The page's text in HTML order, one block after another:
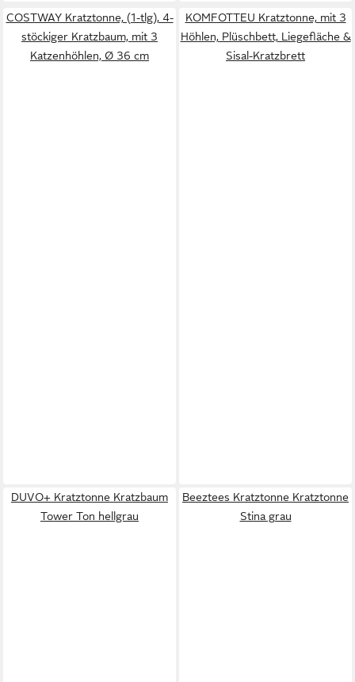
COSTWAY Kratztonne, (1-tlg), 4-
stöckiger Kratzbaum, mit 3
Katzenhöhlen, Ø 36 cm
KOMFOTTEU Kratztonne, mit 3
Höhlen, Plüschbett, Liegefläche &
Sisal-Kratzbrett
DUVO+ Kratztonne Kratzbaum
Tower Ton hellgrau
Beeztees Kratztonne Kratztonne
Stina grau